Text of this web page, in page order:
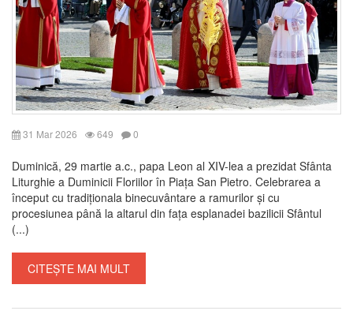
31 Mar 2026 649 0
Duminică, 29 martie a.c., papa Leon al XIV-lea a prezidat Sfânta
Liturghie a Duminicii Floriilor în Piața San Pietro. Celebrarea a
început cu tradiționala binecuvântare a ramurilor și cu
procesiunea până la altarul din fața esplanadei bazilicii Sfântul
(...)
CITEȘTE MAI MULT